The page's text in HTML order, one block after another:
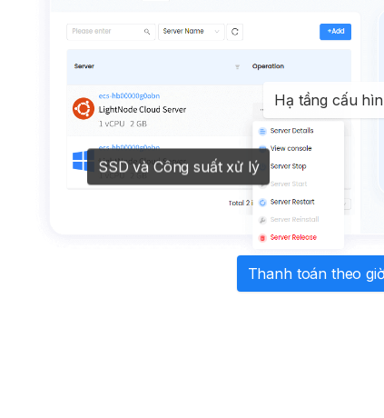
Hạ tầng cấu
SSD và Công suất xử lý
Thanh toán theo